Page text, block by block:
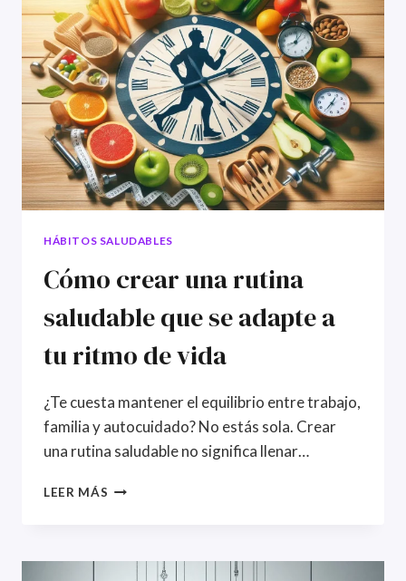
SENTIRTE
CON
ENERGÍA
TODO
EL
DÍA
HÁBITOS SALUDABLES
Cómo crear una rutina
saludable que se adapte a
tu ritmo de vida
¿Te cuesta mantener el equilibrio entre trabajo,
familia y autocuidado? No estás sola. Crear
una rutina saludable no significa llenar…
LEER MÁS CÓMO
SALUDABLE